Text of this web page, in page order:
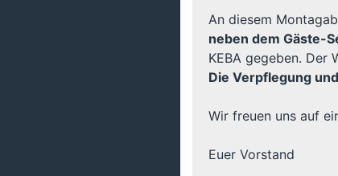
An diesem
neben dem Gäste-
KEBA gegeben. Der
Die Verpflegung
Wir freuen uns auf
Euer Vorstand